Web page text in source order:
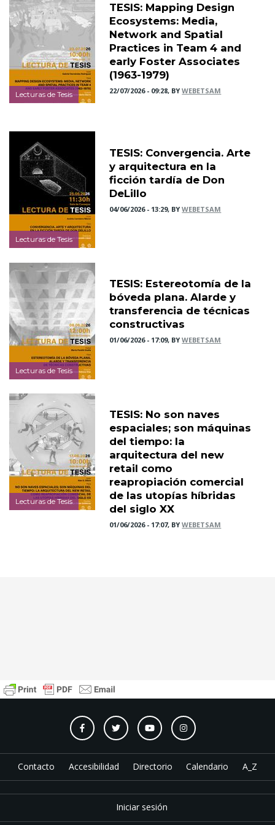
Lecturas de Tesis
TESIS: Mapping Design
Ecosystems: Media,
Network and Spatial
Practices in Team 4 and
early Foster Associates
(1963-1979)
22/07/2026 - 09:28, BYWEBETSAM
Lecturas de Tesis
TESIS: Convergencia. Arte
y arquitectura en la
ficción tardía de Don
DeLillo
04/06/2026 - 13:29, BYWEBETSAM
Lecturas de Tesis
TESIS: Estereotomía de la
bóveda plana. Alarde y
transferencia de técnicas
constructivas
01/06/2026 - 17:09, BYWEBETSAM
Lecturas de Tesis
TESIS: No son naves
espaciales; son máquinas
del tiempo: la
arquitectura del new
retail como
reapropiación comercial
de las utopías híbridas
del siglo XX
01/06/2026 - 17:07, BYWEBETSAM
Contacto Accesibilidad Directorio Calendario A_Z
Iniciar sesión